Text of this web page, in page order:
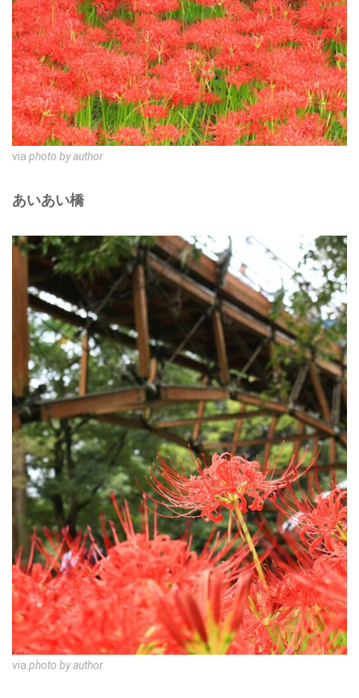
via photo by author
あいあい橋
via photo by author